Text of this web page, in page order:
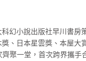
科幻小說出版社早川書房
獎、日本星雲獎、本屋大
齊聚一堂，首次跨界攜手